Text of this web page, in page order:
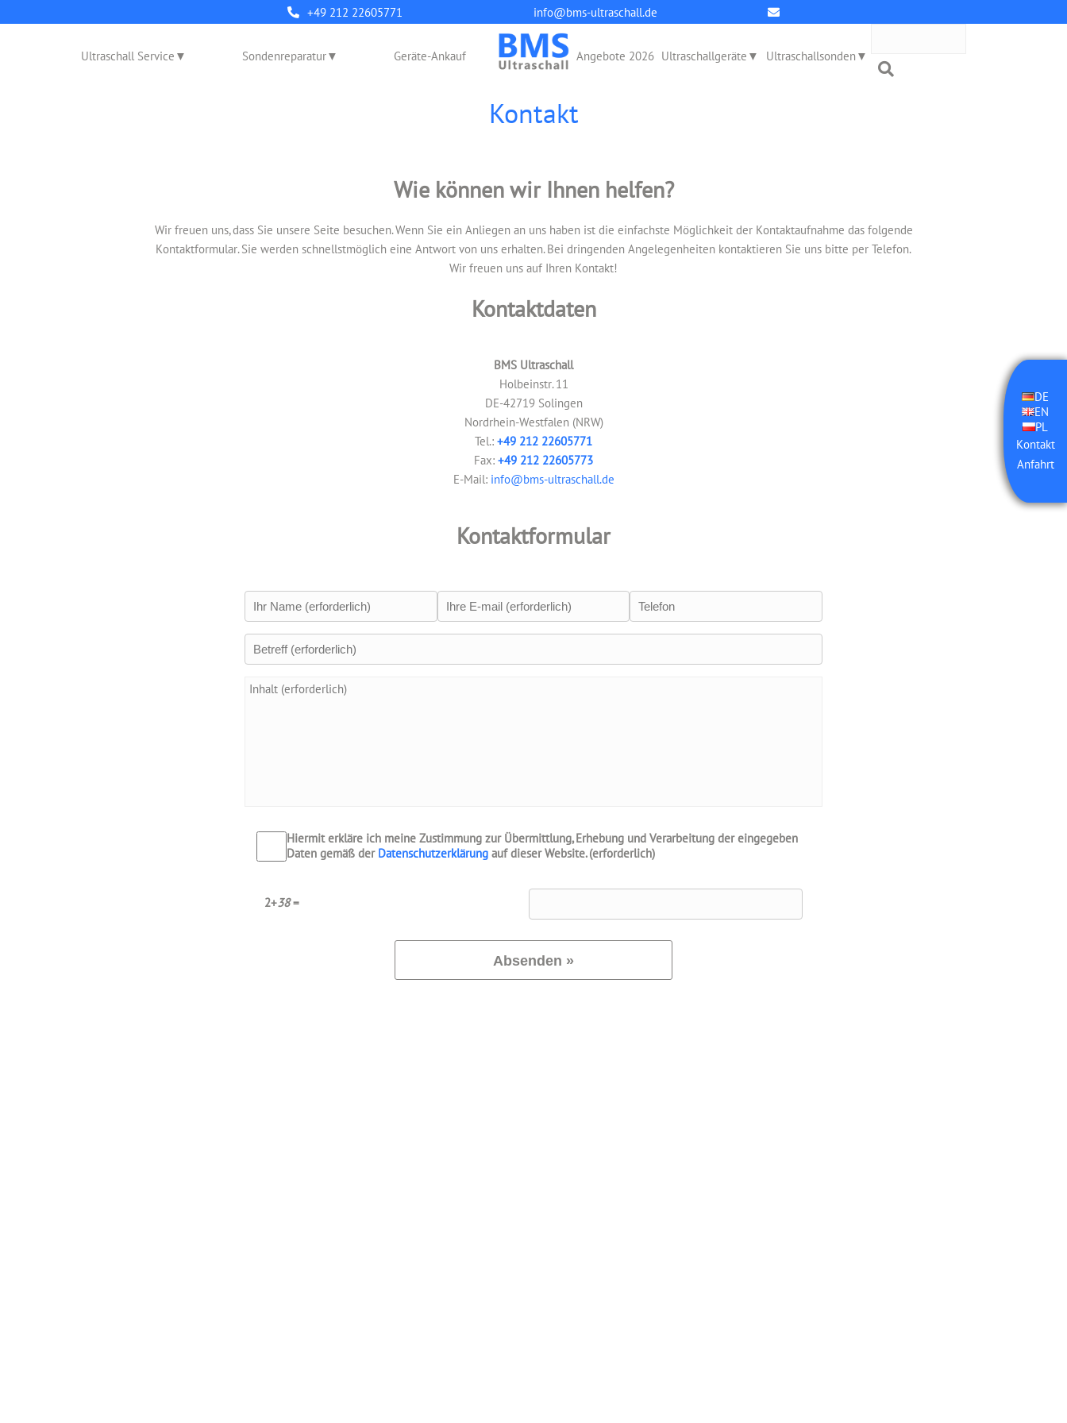
+49 212 22605771 info@bms-ultraschall.de
DE
EN
PL
Kontakt
Anfahrt
Ultraschall Service Sondenreparatur Geräte-Ankauf Angebote 2026 Ultraschallgeräte Ultraschallsonden
Kontakt
Wie können wir Ihnen helfen?
Wir freuen uns, dass Sie unsere Seite besuchen. Wenn Sie ein Anliegen an uns haben ist die einfachste Möglichkeit der Kontaktaufnahme das folgende
Kontaktformular. Sie werden schnellstmöglich eine Antwort von uns erhalten. Bei dringenden Angelegenheiten kontaktieren Sie uns bitte per Telefon.
Wir freuen uns auf Ihren Kontakt!
Kontaktdaten
BMS Ultraschall
Holbeinstr. 11
DE-42719 Solingen
Nordrhein-Westfalen (NRW)
Tel.: +49 212 22605771
Fax: +49 212 22605773
E-Mail: info@bms-ultraschall.de
Kontaktformular
Hiermit erkläre ich meine Zustimmung zur Übermittlung, Erhebung und Verarbeitung der eingegeben
Daten gemäß der Datenschutzerklärungauf dieser Website. (erforderlich)
2+38=
Absenden